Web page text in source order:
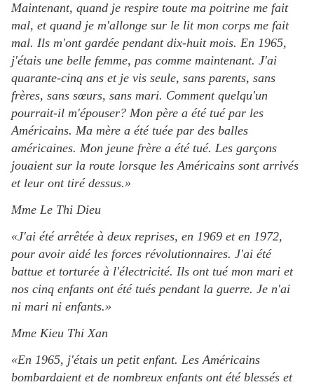
Maintenant, quand je respire toute ma poitrine me fait
mal, et quand je m'allonge sur le lit mon corps me fait
mal. Ils m'ont gardée pendant dix-huit mois. En 1965,
j'étais une belle femme, pas comme maintenant. J'ai
quarante-cinq ans et je vis seule, sans parents, sans
frères, sans sœurs, sans mari. Comment quelqu'un
pourrait-il m'épouser? Mon père a été tué par les
Américains. Ma mère a été tuée par des balles
américaines. Mon jeune frère a été tué. Les garçons
jouaient sur la route lorsque les Américains sont arrivés
et leur ont tiré dessus.»
Mme Le Thi Dieu
«J'ai été arrêtée à deux reprises, en 1969 et en 1972,
pour avoir aidé les forces révolutionnaires. J'ai été
battue et torturée à l'électricité. Ils ont tué mon mari et
nos cinq enfants ont été tués pendant la guerre. Je n'ai
ni mari ni enfants.»
Mme Kieu Thi Xan
«En 1965, j'étais un petit enfant. Les Américains
bombardaient et de nombreux enfants ont été blessés et